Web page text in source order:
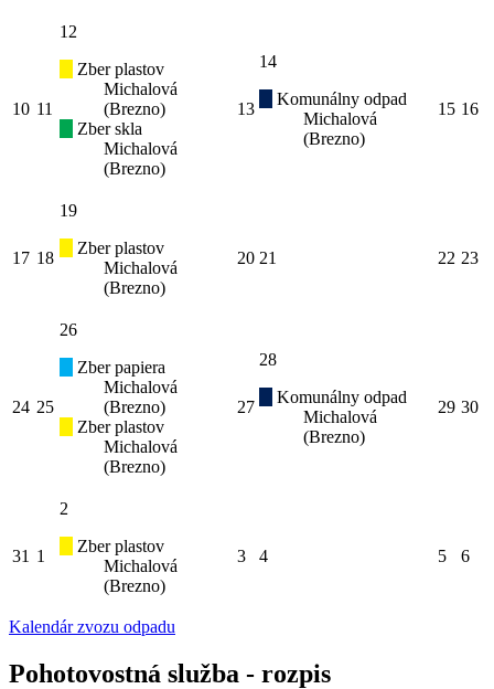
10 11
12
Zber plastov
Michalová
(Brezno)
Zber skla
Michalová
(Brezno)
13
14
Komunálny odpad
Michalová
(Brezno)
15 16
17 18
19
Zber plastov
Michalová
(Brezno)
20 21 22 23
24 25
26
Zber papiera
Michalová
(Brezno)
Zber plastov
Michalová
(Brezno)
27
28
Komunálny odpad
Michalová
(Brezno)
29 30
31 1
2
Zber plastov
Michalová
(Brezno)
3 4 5 6
Kalendár zvozu odpadu
Pohotovostná služba - rozpis